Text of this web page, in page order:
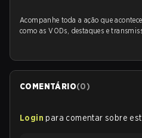
Acompanhe toda a ação que
como as VODs, destaques e
COMENTÁRIO(0)
Login para comentar sobre